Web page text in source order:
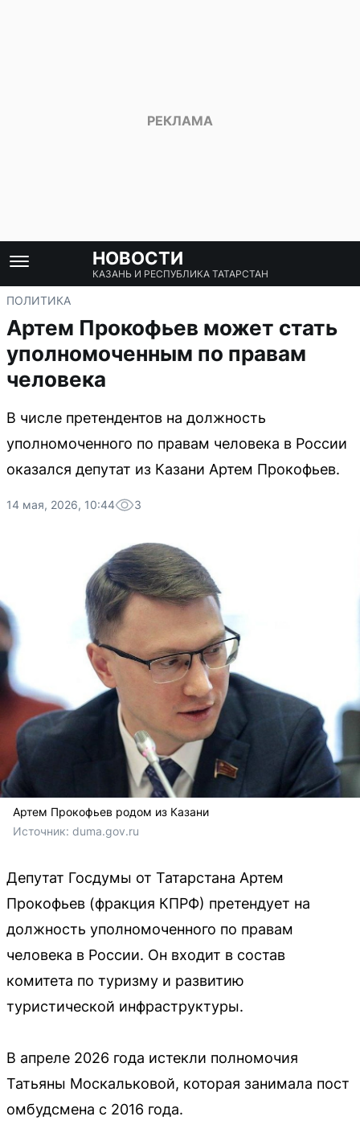
НОВОСТИ
КАЗАНЬ И РЕСПУБЛИКА ТАТАРСТАН
ПОЛИТИКА
Артем Прокофьев может стать
уполномоченным по правам
человека
В числе претендентов на должность
уполномоченного по правам человека в России
оказался депутат из Казани Артем Прокофьев.
14 мая, 2026, 10:44 3
Артем Прокофьев родом из Казани
Источник: duma.gov.ru
Депутат Госдумы от Татарстана Артем
Прокофьев (фракция КПРФ) претендует на
должность уполномоченного по правам
человека в России. Он входит в состав
комитета по туризму и развитию
туристической инфраструктуры.
В апреле 2026 года истекли полномочия
Татьяны Москальковой, которая занимала пост
омбудсмена с 2016 года.